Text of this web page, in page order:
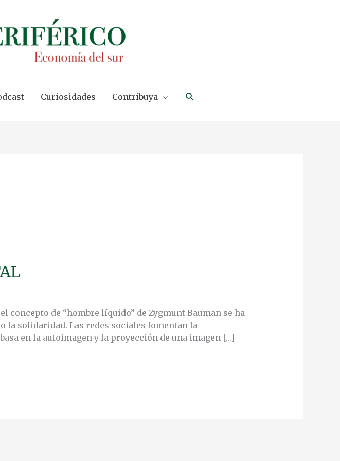
Curiosidades Contribuya Search
concepto de “hombre líquido” de Zygmunt Bauman se ha
la solidaridad. Las redes sociales fomentan la
en la autoimagen y la proyección de una imagen […]